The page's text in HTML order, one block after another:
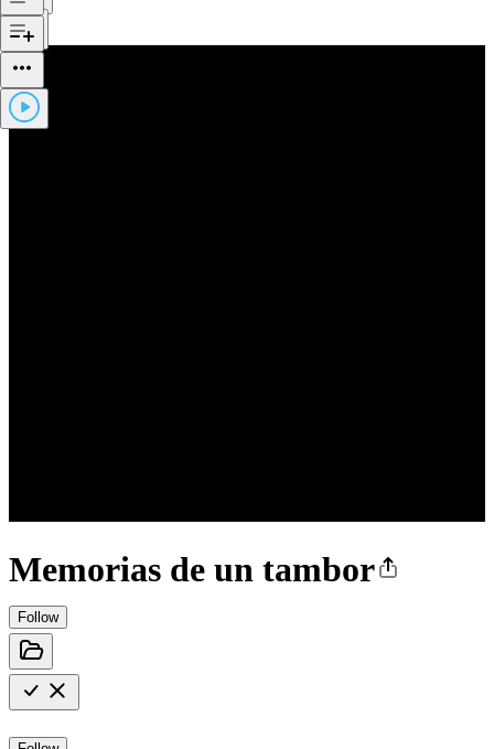
Memorias de un tambor
Follow